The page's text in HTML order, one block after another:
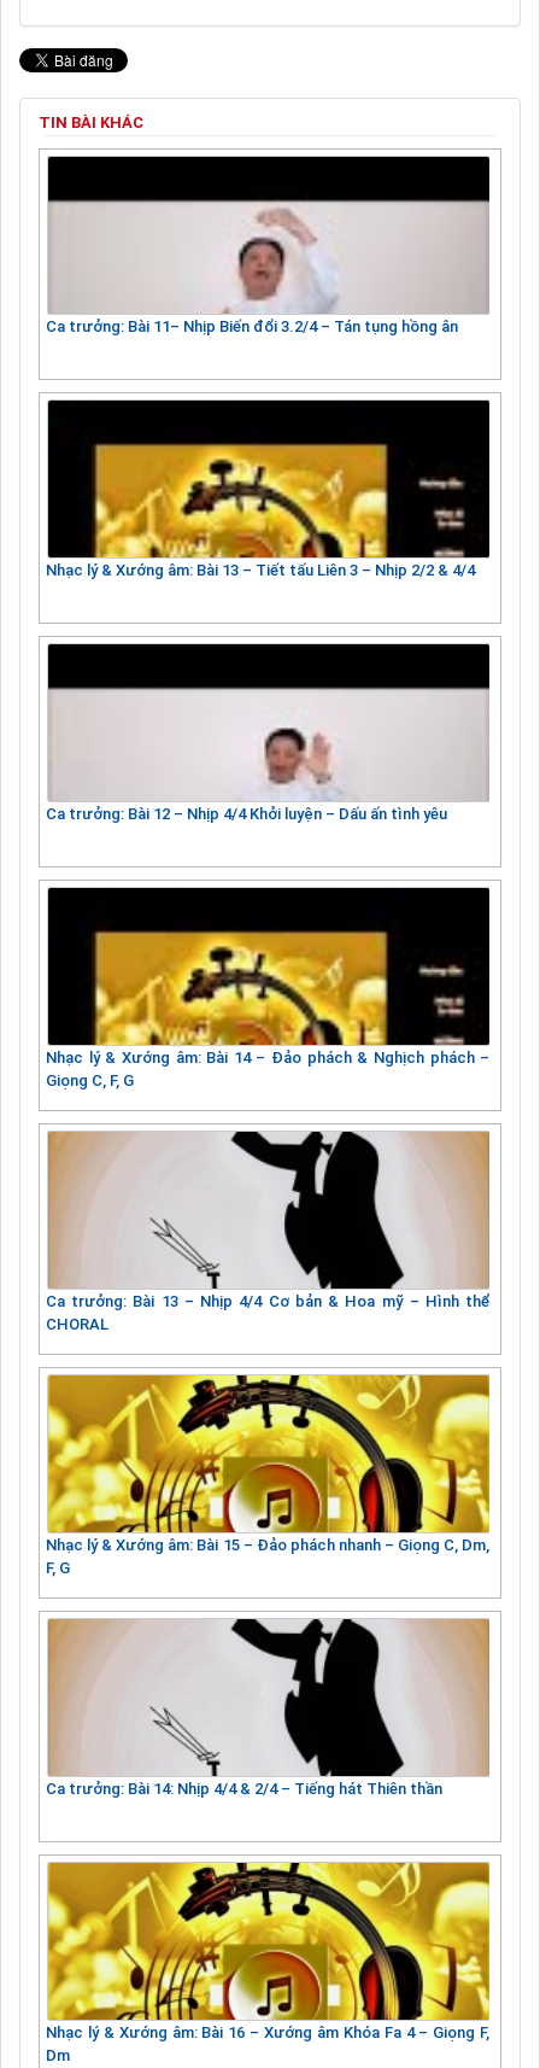
TIN BÀI KHÁC
Ca trưởng: Bài 11– Nhịp Biến đổi 3.2/4 – Tán tụng hồng ân
Nhạc lý & Xướng âm: Bài 13 – Tiết tấu Liên 3 – Nhịp 2/2 & 4/4
Ca trưởng: Bài 12 – Nhịp 4/4 Khởi luyện – Dấu ấn tình yêu
Nhạc lý & Xướng âm: Bài 14 – Đảo phách & Nghịch phách –
Giọng C, F, G
Ca trưởng: Bài 13 – Nhịp 4/4 Cơ bản & Hoa mỹ – Hình thể
CHORAL
Nhạc lý & Xướng âm: Bài 15 – Đảo phách nhanh – Giọng C, Dm,
F, G
Ca trưởng: Bài 14: Nhịp 4/4 & 2/4 – Tiếng hát Thiên thần
Nhạc lý & Xướng âm: Bài 16 – Xướng âm Khóa Fa 4 – Giọng F,
Dm